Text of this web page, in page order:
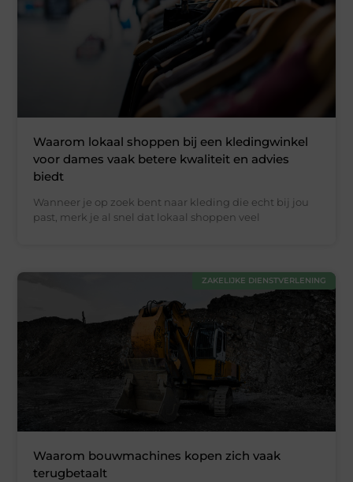
Waarom lokaal shoppen bij een kledingwinkel
voor dames vaak betere kwaliteit en advies
biedt
Wanneer je op zoek bent naar kleding die echt bij jou
past, merk je al snel dat lokaal shoppen veel
ZAKELIJKE DIENSTVERLENING
Waarom bouwmachines kopen zich vaak
terugbetaalt